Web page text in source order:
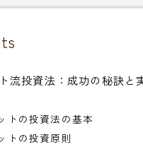
流投資法：成功の秘訣と
トの投資法の基本
トの投資原則